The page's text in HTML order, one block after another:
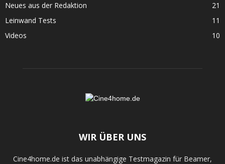
Neues aus der Redaktion
21
Leinwand Tests
11
Videos
10
WIR ÜBER UNS
Cine4home.de ist das unabhängige Testmagazin für Beamer,